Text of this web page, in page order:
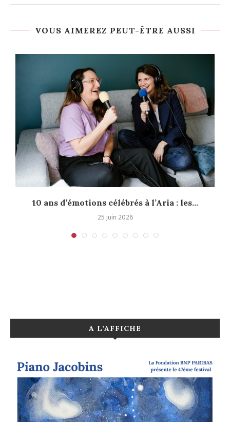
VOUS AIMEREZ PEUT-ÊTRE AUSSI
10 ans d’émotions célébrés à l’Aria : les...
25 juin 2026
A L’AFFICHE